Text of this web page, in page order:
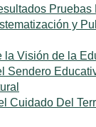
Pruebas
y
la Visión de la
Sendero
Cuidado Del